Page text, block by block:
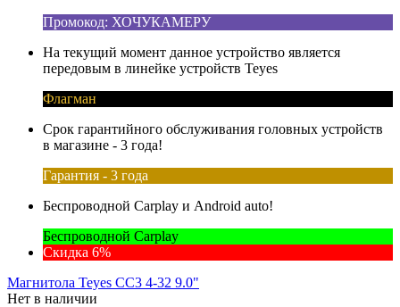
Промокод: ХОЧУКАМЕРУ
На текущий момент данное устройство является
передовым в линейке устройств Teyes
Флагман
Срок гарантийного обслуживания головных устройств
в магазине - 3 года!
Гарантия - 3 года
Беспроводной Carplay и Android auto!
Беспроводной Carplay
Скидка 6%
Магнитола Teyes CC3 4-32 9.0"
Нет в наличии